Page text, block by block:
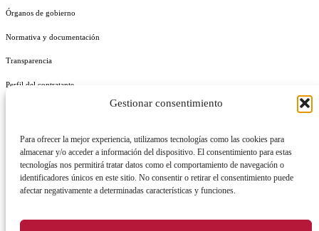
Gestionar consentimiento
Para ofrecer la mejor experiencia, utilizamos tecnologías como las cookies para
almacenar y/o acceder a información del dispositivo. El consentimiento para estas
tecnologías nos permitirá tratar datos como el comportamiento de navegación o
identificadores únicos en este sitio. No consentir o retirar el consentimiento puede
afectar negativamente a determinadas características y funciones.
Órganos de gobierno
Normativa y documentación
Transparencia
Perfil del contratante